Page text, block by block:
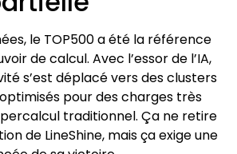
le TOP500 a été la référence
de calcul. Avec l’essor de l’IA,
s’est déplacé vers des clusters
pour des charges très
traditionnel. Ça ne retire
de LineShine, mais ça exige une